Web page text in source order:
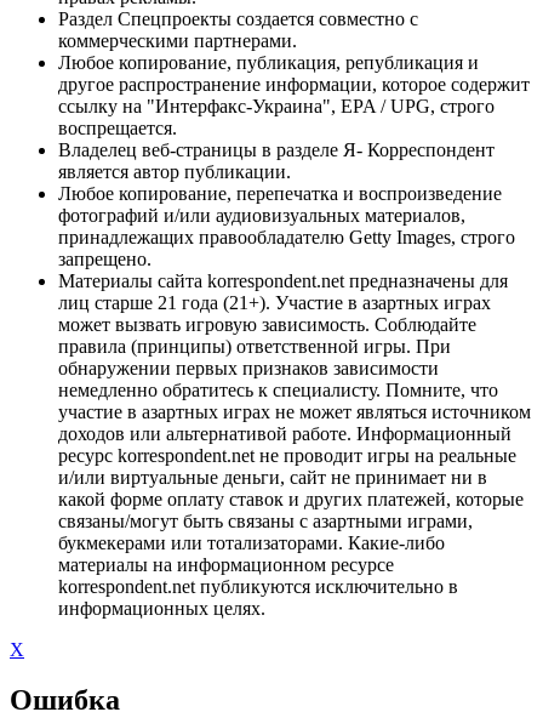
Раздел Спецпроекты создается совместно с
коммерческими партнерами.
Любое копирование, публикация, републикация и
другое распространение информации, которое содержит
ссылку на "Интерфакс-Украина", EPA / UPG, строго
воспрещается.
Владелец веб-страницы в разделе Я- Корреспондент
является автор публикации.
Любое копирование, перепечатка и воспроизведение
фотографий и/или аудиовизуальных материалов,
принадлежащих правообладателю Getty Images, строго
запрещено.
Материалы сайта korrespondent.net предназначены для
лиц старше 21 года (21+). Участие в азартных играх
может вызвать игровую зависимость. Соблюдайте
правила (принципы) ответственной игры. При
обнаружении первых признаков зависимости
немедленно обратитесь к специалисту. Помните, что
участие в азартных играх не может являться источником
доходов или альтернативой работе. Информационный
ресурс korrespondent.net не проводит игры на реальные
и/или виртуальные деньги, сайт не принимает ни в
какой форме оплату ставок и других платежей, которые
связаны/могут быть связаны с азартными играми,
букмекерами или тотализаторами. Какие-либо
материалы на информационном ресурсе
korrespondent.net публикуются исключительно в
информационных целях.
X
Ошибка